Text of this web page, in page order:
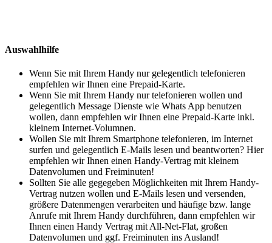
Auswahlhilfe
Wenn Sie mit Ihrem Handy nur gelegentlich telefonieren
empfehlen wir Ihnen eine Prepaid-Karte.
Wenn Sie mit Ihrem Handy nur telefonieren wollen und
gelegentlich Message Dienste wie Whats App benutzen
wollen, dann empfehlen wir Ihnen eine Prepaid-Karte inkl.
kleinem Internet-Volumnen.
Wollen Sie mit Ihrem Smartphone telefonieren, im Internet
surfen und gelegentlich E-Mails lesen und beantworten? Hier
empfehlen wir Ihnen einen Handy-Vertrag mit kleinem
Datenvolumen und Freiminuten!
Sollten Sie alle gegegeben Möglichkeiten mit Ihrem Handy-
Vertrag nutzen wollen und E-Mails lesen und versenden,
größere Datenmengen verarbeiten und häufige bzw. lange
Anrufe mit Ihrem Handy durchführen, dann empfehlen wir
Ihnen einen Handy Vertrag mit All-Net-Flat, großen
Datenvolumen und ggf. Freiminuten ins Ausland!